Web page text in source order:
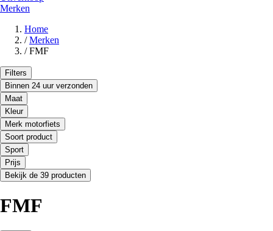
Merken
Home
/ Merken
/ FMF
Filters
Binnen 24 uur verzonden
Maat
Kleur
Merk motorfiets
Soort product
Sport
Prijs
Bekijk de 39 producten
FMF